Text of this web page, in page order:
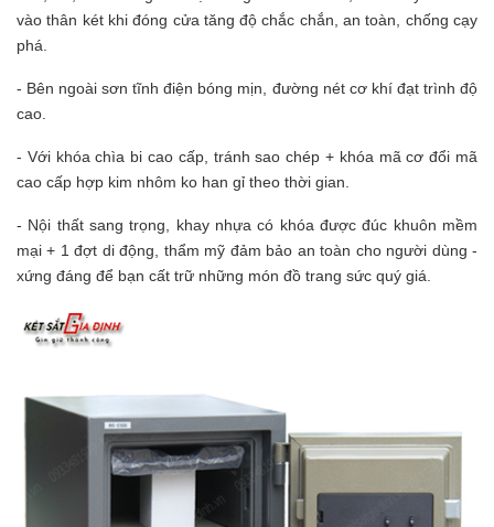
vào thân két khi đóng cửa tăng độ chắc chắn, an toàn, chống cạy
phá.
- Bên ngoài sơn tĩnh điện bóng mịn, đường nét cơ khí đạt trình độ
cao.
- Với khóa chìa bi cao cấp, tránh sao chép + khóa mã cơ đổi mã
cao cấp hợp kim nhôm ko han gỉ theo thời gian.
- Nội thất sang trọng, khay nhựa có khóa được đúc khuôn mềm
mại + 1 đợt di động, thẩm mỹ đảm bảo an toàn cho người dùng -
xứng đáng để bạn cất trữ những món đồ trang sức quý giá.